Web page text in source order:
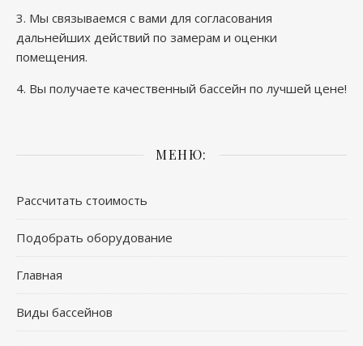
3. Мы связываемся с вами для согласования
дальнейших действий по замерам и оценки
помещения.
4. Вы получаете качественный бассейн по лучшей цене!
МЕНЮ:
Рассчитать стоимость
Подобрать оборудование
Главная
Виды бассейнов